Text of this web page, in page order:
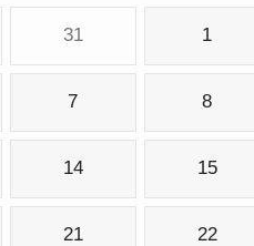
31 1
7 8
14 15
21 22